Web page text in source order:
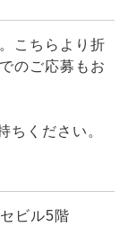
こちらより折
のご応募もお
ちください。
ビル5階